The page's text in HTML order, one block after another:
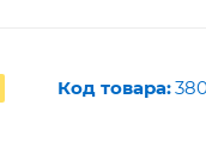
Код товара: